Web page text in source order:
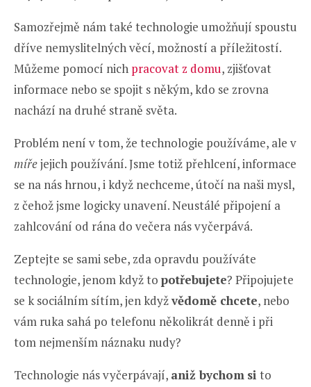
Samozřejmě nám také technologie umožňují spoustu
dříve nemyslitelných věcí, možností a příležitostí.
Můžeme pomocí nich pracovat z domu, zjišťovat
informace nebo se spojit s někým, kdo se zrovna
nachází na druhé straně světa.
Problém není v tom, že technologie používáme, ale v
mířejejich používání. Jsme totiž přehlcení, informace
se na nás hrnou, i když nechceme, útočí na naši mysl,
z čehož jsme logicky unavení. Neustálé připojení a
zahlcování od rána do večera nás vyčerpává.
Zeptejte se sami sebe, zda opravdu používáte
technologie, jenom když to potřebujete? Připojujete
se k sociálním sítím, jen kdyžvědomě chcete, nebo
vám ruka sahá po telefonu několikrát denně i při
tom nejmenším náznaku nudy?
Technologie nás vyčerpávají, aniž bychom si to